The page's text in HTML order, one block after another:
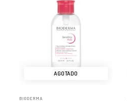
AGOTADO
BIODERMA